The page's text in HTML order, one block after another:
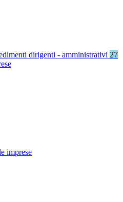
dirigenti - amministrativi 27
imprese